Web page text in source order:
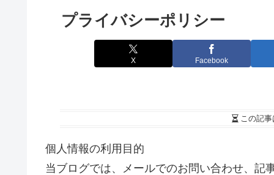
プライバシーポリシー
X Facebook
この記事
個人情報の利用目的
当ブログでは、メールでのお問い合わせ、記